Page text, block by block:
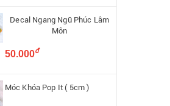
Decal Ngang Ngũ Phúc Lâm
Môn
50.000đ
Móc Khóa Pop It ( 5cm )